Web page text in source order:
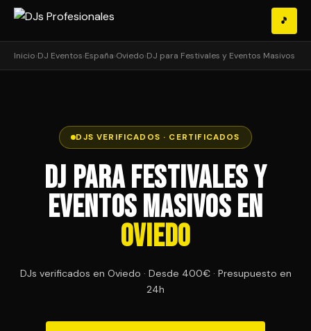
🎵
Inicio›DJ Eventos›España›Oviedo›DJ para Festivales y Eventos Masivos
DJS VERIFICADOS · CERTIFICADOS
DJ para Festivales y
Eventos Masivos en
Oviedo
DJs verificados en Oviedo · Desde 400€ · Presupuesto en
24h